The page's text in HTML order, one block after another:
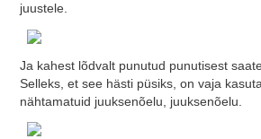
juustele.
Ja kahest lõdvalt punutud punutisest
Selleks, et see hästi püsiks, on vaja
nähtamatuid juuksenõelu, juuksenõelu.